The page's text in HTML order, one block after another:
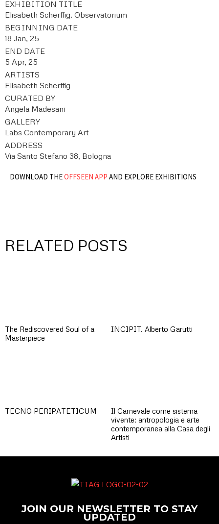
EXHIBITION TITLE
Elisabeth Scherffig. Observatorium
BEGINNING DATE
18 Jan, 25
END DATE
5 Apr, 25
ARTISTS
Elisabeth Scherffig
CURATED BY
Angela Madesani
GALLERY
Labs Contemporary Art
ADDRESS
Via Santo Stefano 38, Bologna
DOWNLOAD THEOFFSEEN APP AND EXPLORE EXHIBITIONS
RELATED POSTS
The Rediscovered Soul of a
Masterpiece
INCIPIT. Alberto Garutti
TECNO PERIPATETICUM
Il Carnevale come sistema
vivente: antropologia e arte
contemporanea alla Casa degli
Artisti
JOIN OUR NEWSLETTER TO STAY
UPDATED